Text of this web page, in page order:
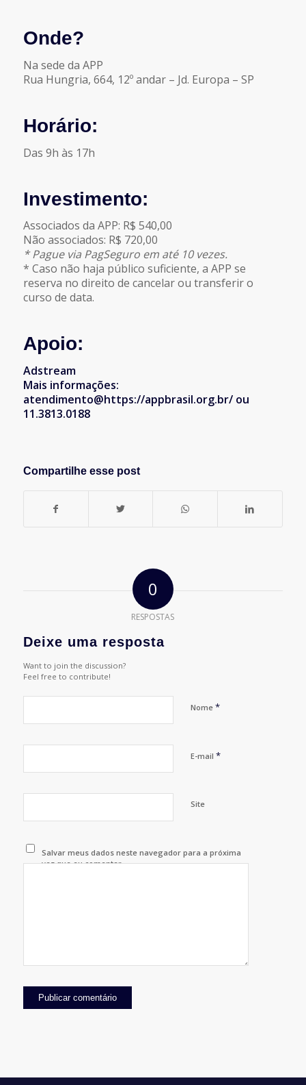
Onde?
Na sede da APP
Rua Hungria, 664, 12º andar – Jd. Europa – SP
Horário:
Das 9h às 17h
Investimento:
Associados da APP: R$ 540,00
Não associados: R$ 720,00
* Pague via PagSeguro em até 10 vezes.
* Caso não haja público suficiente, a APP se
reserva no direito de cancelar ou transferir o
curso de data.
Apoio:
Adstream
Mais informações:
atendimento@https://appbrasil.org.br/ ou
11.3813.0188
Compartilhe esse post
0
RESPOSTAS
Deixe uma resposta
Want to join the discussion?
Feel free to contribute!
Nome *
E-mail *
Site
Salvar meus dados neste navegador para a próxima
vez que eu comentar.